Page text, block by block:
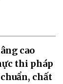
cao
thi pháp
chất